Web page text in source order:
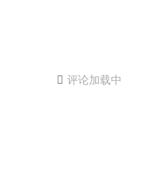
 评论加载中